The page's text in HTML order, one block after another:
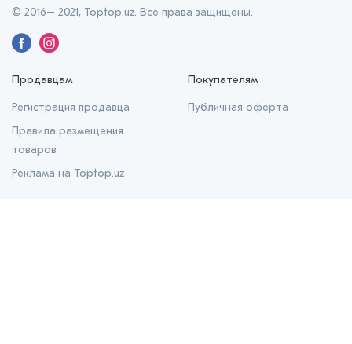
Продавцам
Регистрация продавца
Правила размещения
товаров
Реклама на Toptop.uz
Покупателям
Публичная оферта
© 2016– 2021, Toptop.uz. Все права защищены.